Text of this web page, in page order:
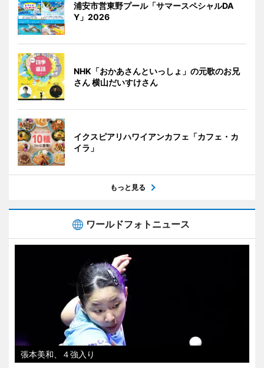
浦安市営東野プール「サマースペシャルDA
Y」2026
NHK「おかあさんといっしょ」の元歌のお兄
さん 横山だいすけさん
イクスピアリハワイアンカフェ「カフェ・カ
イラ」
もっと見る
ワールドフォトニュース
張本美和、４強入り